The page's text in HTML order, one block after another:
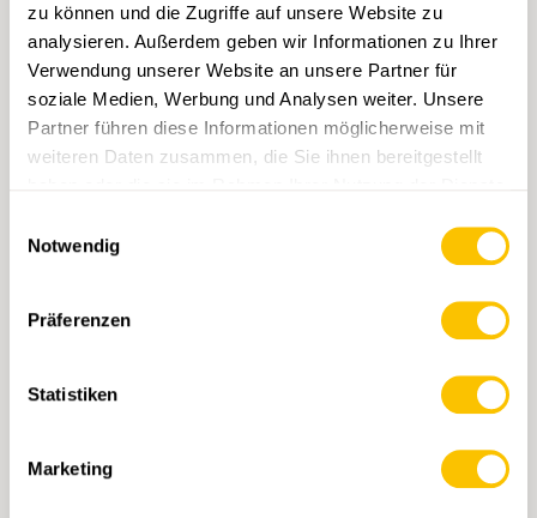
zu können und die Zugriffe auf unsere Website zu
analysieren. Außerdem geben wir Informationen zu Ihrer
Verwendung unserer Website an unsere Partner für
soziale Medien, Werbung und Analysen weiter. Unsere
Partner führen diese Informationen möglicherweise mit
weiteren Daten zusammen, die Sie ihnen bereitgestellt
Notwendig
Präferenzen
Statistiken
Marketing
KONTAKTIEREN
Verband Schweizer Wanderwege
Kantonale Wanderweg-Fachorganisationen
Mit Klick auf ein Tag können Sie dieses in Ihrem
Tags können nur in einem Account gespeichert
werden.